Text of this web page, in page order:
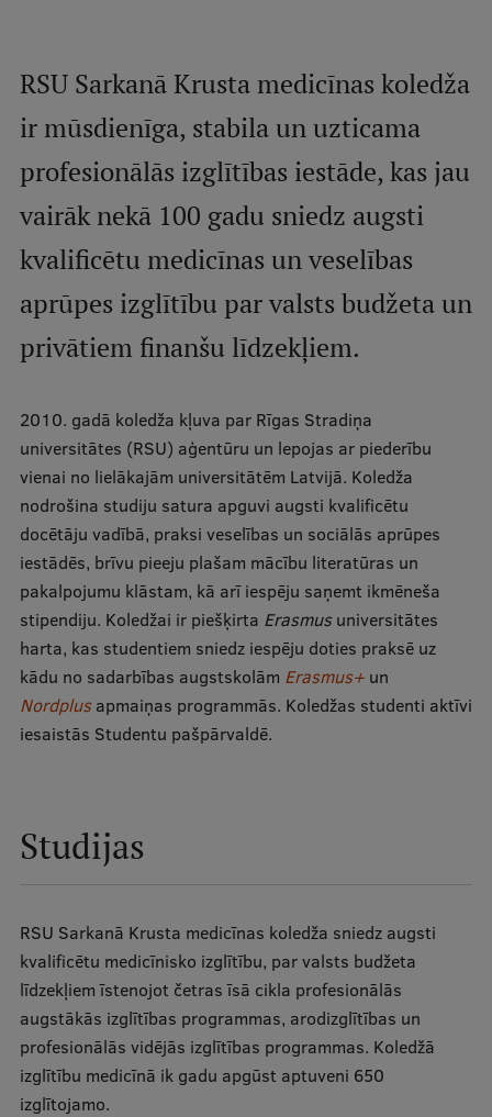
galvenā
izvēlne
Pamatstudiju programmas
Maģistra studiju programmas
Rezidentūra
Uzņemšana
Praktiska informācija
Par RSU
Studentu dzīve
Studiju norises vietas
Fakultātes
Mūsu cilvēki
Stratēģija
Identitāte
Aula
Muzeji un ekspozīcijas
Ģerbonis
Projekti
Reitingi
RSU Sarkanā Krusta medicīnas koledža
ir mūsdienīga, stabila un uzticama
profesionālās izglītības iestāde, kas jau
vairāk nekā 100 gadu sniedz augsti
kvalificētu medicīnas un veselības
aprūpes izglītību par valsts budžeta un
privātiem finanšu līdzekļiem.
2010. gadā koledža kļuva par Rīgas Stradiņa
universitātes (RSU) aģentūru un lepojas ar piederību
vienai no lielākajām universitātēm Latvijā. Koledža
nodrošina studiju satura apguvi augsti kvalificētu
docētāju vadībā, praksi veselības un sociālās aprūpes
iestādēs, brīvu pieeju plašam mācību literatūras un
pakalpojumu klāstam, kā arī iespēju saņemt ikmēneša
stipendiju. Koledžai ir piešķirta Erasmusuniversitātes
harta, kas studentiem sniedz iespēju doties praksē uz
kādu no sadarbības augstskolām Erasmus+un
Nordplus apmaiņas programmās. Koledžas studenti aktīvi
iesaistās Studentu pašpārvaldē.
Studijas
RSU Sarkanā Krusta medicīnas koledža sniedz augsti
kvalificētu medicīnisko izglītību, par valsts budžeta
līdzekļiem īstenojot četras īsā cikla profesionālās
augstākās izglītības programmas, arodizglītības un
profesionālās vidējās izglītības programmas. Koledžā
izglītību medicīnā ik gadu apgūst aptuveni 650
izglītojamo.